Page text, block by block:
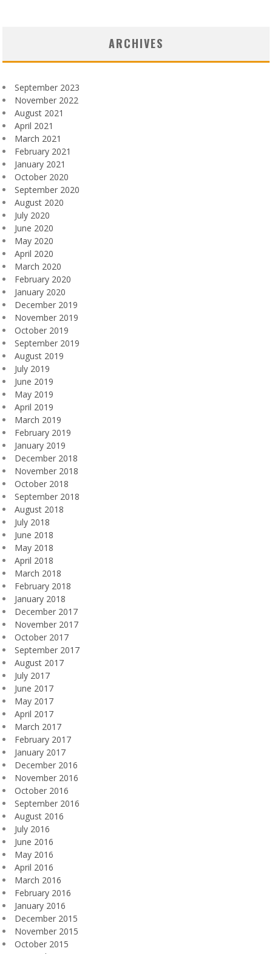
ARCHIVES
September 2023
November 2022
August 2021
April 2021
March 2021
February 2021
January 2021
October 2020
September 2020
August 2020
July 2020
June 2020
May 2020
April 2020
March 2020
February 2020
January 2020
December 2019
November 2019
October 2019
September 2019
August 2019
July 2019
June 2019
May 2019
April 2019
March 2019
February 2019
January 2019
December 2018
November 2018
October 2018
September 2018
August 2018
July 2018
June 2018
May 2018
April 2018
March 2018
February 2018
January 2018
December 2017
November 2017
October 2017
September 2017
August 2017
July 2017
June 2017
May 2017
April 2017
March 2017
February 2017
January 2017
December 2016
November 2016
October 2016
September 2016
August 2016
July 2016
June 2016
May 2016
April 2016
March 2016
February 2016
January 2016
December 2015
November 2015
October 2015